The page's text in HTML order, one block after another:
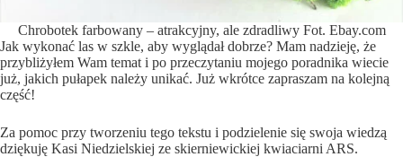
Chrobotek farbowany – atrakcyjny, ale zdradliwy Fot. Ebay.com
Jak wykonać las w szkle, aby wyglądał dobrze? Mam nadzieję, że
przybliżyłem Wam temat i po przeczytaniu mojego poradnika wiecie
już, jakich pułapek należy unikać. Już wkrótce zapraszam na kolejną
część!
Za pomoc przy tworzeniu tego tekstu i podzielenie się swoja wiedzą
dziękuję Kasi Niedzielskiej ze skierniewickiej kwiaciarni ARS.